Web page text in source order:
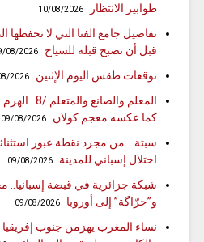
طوابير الانتظار
10/08/2026
قبل أن تصبح قبلة للسياح
08/2026
توقعات طقس اليوم الإثنين 2026
المعلم
كما عكسه معجم كولان
09/08/2026
سبتة .. من مجرد نقطة عبور
احتلال إسباني للمدينة
09/08/2026
شبكة جزائرية في قبضة إسبانيا..
و”حرّاگة” إلى أوروبا
09/08/2026
نساء المغرب يهزمن جنوب إفريقيا